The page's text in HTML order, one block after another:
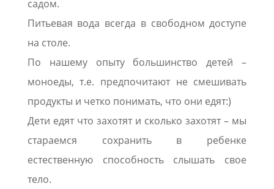
садом.
Питьевая вода всегда в свободном доступе
на столе.
По нашему опыту большинство детей –
моноеды, т.е. предпочитают не смешивать
продукты и четко понимать, что они едят:)
Дети едят что захотят и сколько захотят – мы
стараемся сохранить в ребенке
естественную способность слышать свое
тело.